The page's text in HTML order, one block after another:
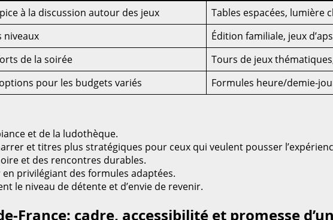
à la discussion autour des jeux
Tables espacées, lumière
niveaux
Édition familiale, jeux
de la soirée
Tours de jeux
pour les budgets variés Formules heure/demie-
et de la ludothèque.
et titres plus stratégiques pour ceux qui veulent pousser
et des rencontres durables.
privilégiant des formules adaptées.
le niveau de détente et d’envie de revenir.
France: cadre, accessibilité et promesse